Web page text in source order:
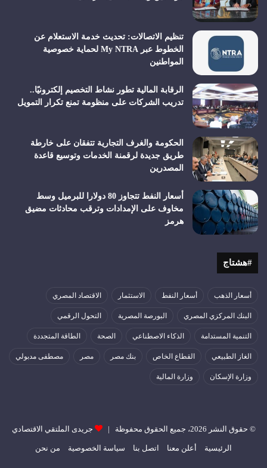
تنظيم الاتصالات: تحديث خدمة الاستعلام عن
الخطوط عبر My NTRA لحماية خصوصية
المواطنين
الرقابة المالية تطور نشاط التخصيم إلكترونيًا..
تدريب الشركات على منظومة تمنع تكرار التمويل
الحكومة والغرف التجارية تتفقان على خارطة
طريق جديدة لرقمنة الخدمات وتوسيع قاعدة
المصدرين
أسعار النفط تتجاوز 80 دولارا للبرميل وسط
مخاوف على الإمدادات وترقب محادثات مضيق
هرمز
#هشتاج
أسعار الذهب أسعار النفط الاستثمار الاقتصاد المصري
البنك المركزي المصري البورصة المصرية التحول الرقمي
التنمية المستدامة الذكاء الاصطناعي الصحة الطاقة المتجددة
الغاز الطبيعي القطاع الخاص بنك مصر مصر مصطفى مدبولي
وزارة الإسكان وزارة المالية
© حقوق النشر 2026، جميع الحقوق محفوظة | جريدى الملتقي الاقتصادي
الرئيسية أعلن معنا اتصل بنا سياسة الخصوصية من نحن